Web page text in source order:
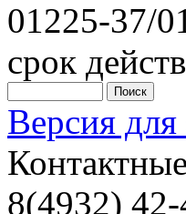
01225-37/
срок
Версия
8(4932)